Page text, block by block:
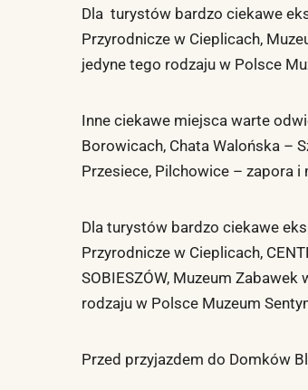
Dla turystów bardzo ciekawe
Przyrodnicze w Cieplicach,
jedyne tego rodzaju w Polsce
Inne ciekawe miejsca warte
Borowicach, Chata Walońska –
Przesiece, Pilchowice – zapora i
Dla turystów bardzo ciekawe
Przyrodnicze w Cieplicach,
SOBIESZÓW, Muzeum
rodzaju w Polsce Muzeum
Przed przyjazdem do Domków